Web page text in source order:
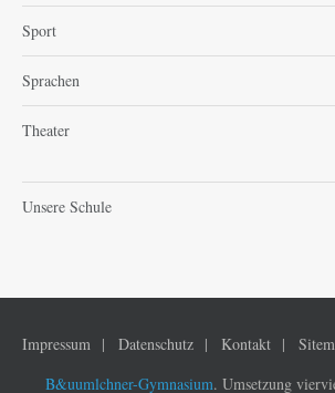
Sport
Sprachen
Theater
Unsere Schule
Impressum Datenschutz Kontakt
B&uumlchner-Gymnasium. Umsetzung